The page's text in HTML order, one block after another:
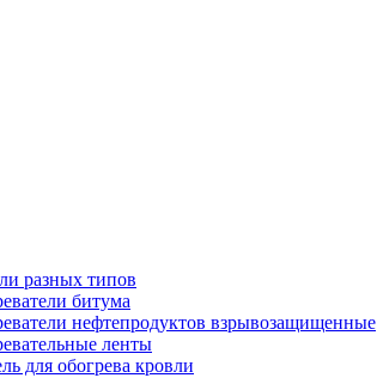
разных типов
битума
нефтепродуктов взрывозащищенные
ленты
для обогрева кровли